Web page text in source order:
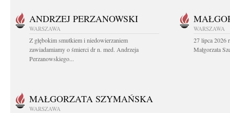
ANDRZEJ PERZANOWSKI
WARSZAWA
Z głębokim smutkiem i niedowierzaniem
zawiadamiamy o śmierci dr n. med. Andrzeja
Perzanowskiego...
WARSZAWA
27 lipca 2026
Małgorzata
MAŁGORZATA SZYMAŃSKA
WARSZAWA